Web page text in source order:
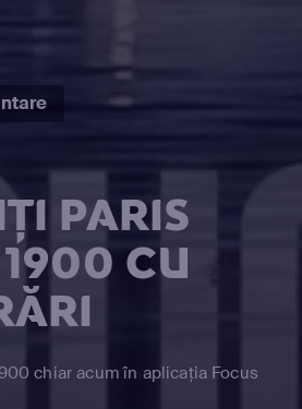
PARIS
CU
chiar acum în aplicația Focus